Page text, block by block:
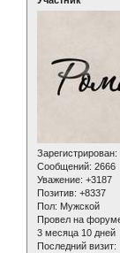
Зарегистрирован:
Сообщений: 2666
Уважение: +3187
Позитив: +8337
Пол: Мужской
Провел на
3 месяца 10 дней
Последний визит: